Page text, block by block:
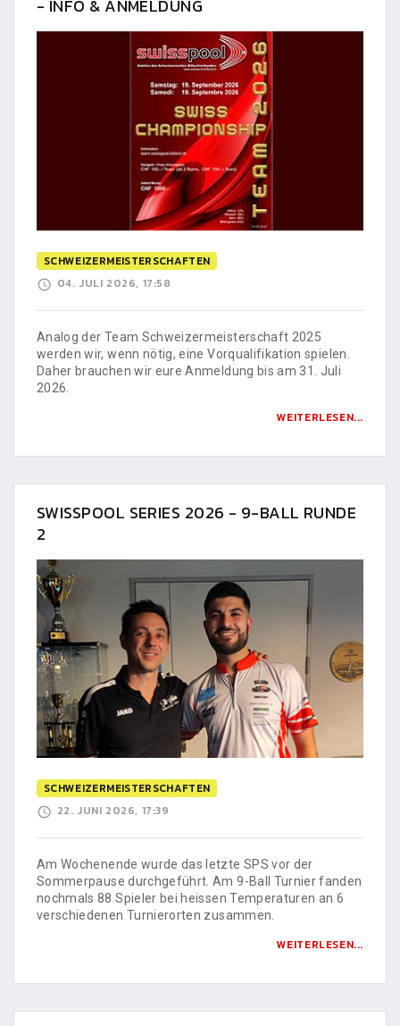
- INFO & ANMELDUNG
SCHWEIZERMEISTERSCHAFTEN
04. JULI 2026, 17:58
Analog der Team Schweizermeisterschaft 2025
werden wir, wenn nötig, eine Vorqualifikation spielen.
Daher brauchen wir eure Anmeldung bis am 31. Juli
2026.
WEITERLESEN...
SWISSPOOL SERIES 2026 - 9-BALL RUNDE
2
SCHWEIZERMEISTERSCHAFTEN
22. JUNI 2026, 17:39
Am Wochenende wurde das letzte SPS vor der
Sommerpause durchgeführt. Am 9-Ball Turnier fanden
nochmals 88 Spieler bei heissen Temperaturen an 6
verschiedenen Turnierorten zusammen.
WEITERLESEN...